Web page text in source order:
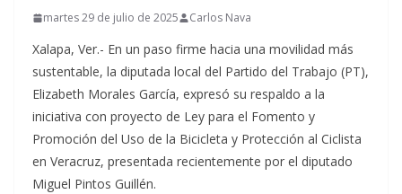
martes 29 de julio de 2025 Carlos Nava
Xalapa, Ver.- En un paso firme hacia una movilidad más
sustentable, la diputada local del Partido del Trabajo (PT),
Elizabeth Morales García, expresó su respaldo a la
iniciativa con proyecto de Ley para el Fomento y
Promoción del Uso de la Bicicleta y Protección al Ciclista
en Veracruz, presentada recientemente por el diputado
Miguel Pintos Guillén.